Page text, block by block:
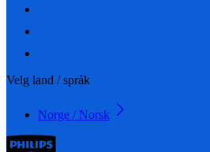
Velg land / språk
Norge / Norsk